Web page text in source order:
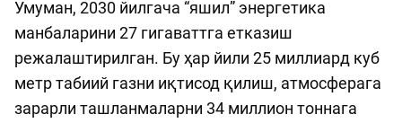
Умуман, 2030 йилгача “яшил” энергетика
манбаларини 27 гигаваттга етказиш
режалаштирилган. Бу ҳар йили 25 миллиард куб
метр табиий газни иқтисод қилиш, атмосферага
зарарли ташланмаларни 34 миллион тоннага